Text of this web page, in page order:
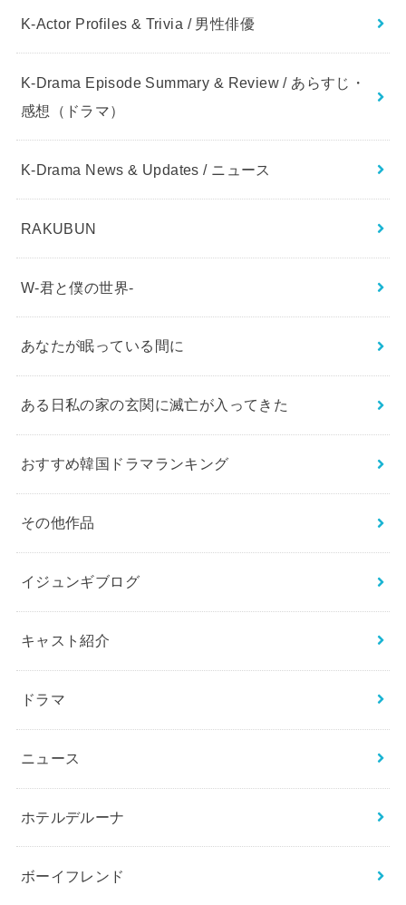
K-Actor Profiles & Trivia / 男性俳優
K-Drama Episode Summary & Review / あらすじ・
感想（ドラマ）
K-Drama News & Updates / ニュース
RAKUBUN
W-君と僕の世界-
あなたが眠っている間に
ある日私の家の玄関に滅亡が入ってきた
おすすめ韓国ドラマランキング
その他作品
イジュンギブログ
キャスト紹介
ドラマ
ニュース
ホテルデルーナ
ボーイフレンド